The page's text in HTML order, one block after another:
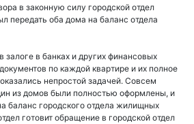
в законную силу городской отдел
передать оба дома на баланс отдела
в банках и других финансовых
по каждой квартире и их полное
непростой задачей. Совсем
из домов были полностью оформлены, и
баланс городского отдела жилищных
готовит обращение в городской отдел